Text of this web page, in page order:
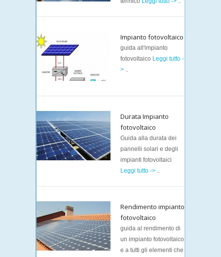
Impianto fotovoltaico
guida all'impianto
fotovoltaico Leggi tutto -
> ..
Durata Impianto
fotovoltaico
Guida alla durata dei
pannelli solari e degli
impianti fotovoltaici
Leggi tutto -> ..
Rendimento impianto
fotovoltaico
guida al rendimento di
un impianto fotovoltaico
e a tutti gli elementi che